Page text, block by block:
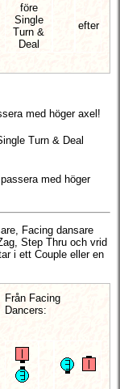
före
Single
Turn &
Deal
efter
med höger axel!
Turn & Deal
med höger
Facing dansare
Step Thru och vrid
i ett Couple eller en
Från Facing
Dancers: